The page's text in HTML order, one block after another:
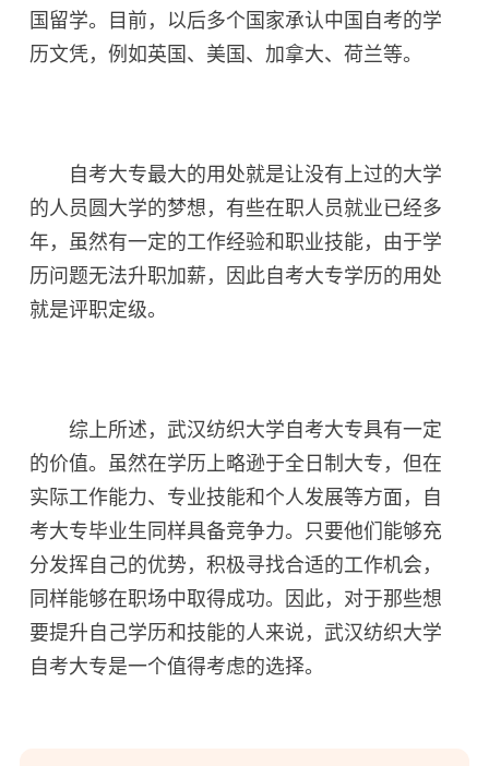
国留学。目前，以后多个国家承认中国自考的学
历文凭，例如英国、美国、加拿大、荷兰等。
自考大专最大的用处就是让没有上过的大学
的人员圆大学的梦想，有些在职人员就业已经多
年，虽然有一定的工作经验和职业技能，由于学
历问题无法升职加薪，因此自考大专学历的用处
就是评职定级。
综上所述，武汉纺织大学自考大专具有一定
的价值。虽然在学历上略逊于全日制大专，但在
实际工作能力、专业技能和个人发展等方面，自
考大专毕业生同样具备竞争力。只要他们能够充
分发挥自己的优势，积极寻找合适的工作机会，
同样能够在职场中取得成功。因此，对于那些想
要提升自己学历和技能的人来说，武汉纺织大学
自考大专是一个值得考虑的选择。